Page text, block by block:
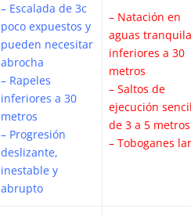
– Escalada de 3c
poco expuestos y
pueden necesitar
abrocha
– Rapeles
inferiores a 30
metros
– Progresión
deslizante,
inestable y
abrupto
– Natación en
aguas
inferiores a 30
metros
– Saltos de
ejecución
de 3 a 5 metros
– Toboganes